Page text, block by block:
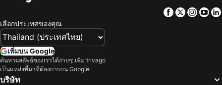
โรงแรม ภาคตะวันออกเฉียงเหนือ
โรงแรม เกาะลังกาวี
โรงแรม ปีนัง
โรงแรม จอร์เจีย
โรงแรม ประเทศไทย
โรงแรม ซาโมส
Facebook
Twitter
เลือกประเทศของคุณ
เพิ่มบน Google
ค้นหาผลลัพธ์ของเราได้ง่ายๆ: เพิ่ม trivago
เป็นแหล่งที่มาที่ต้องการบน Google
บริษัท